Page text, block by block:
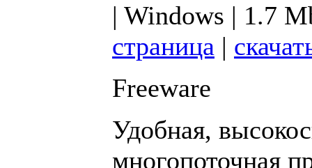
| Windows | 1.7
страница |
Freeware
Удобная,
многопоточная